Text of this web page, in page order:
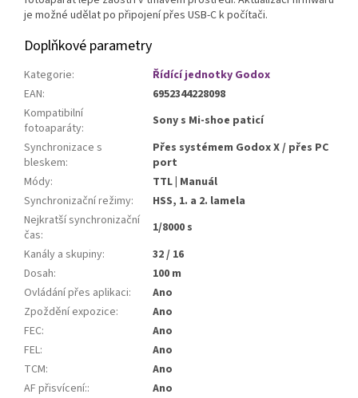
je možné udělat po připojení přes USB-C k počítači.
Doplňkové parametry
Kategorie:
Řídící jednotky Godox
EAN:
6952344228098
Kompatibilní
fotoaparáty:
Sony s Mi-shoe paticí
Synchronizace s
bleskem:
Přes systémem Godox X / přes PC
port
Módy:
TTL | Manuál
Synchronizační režimy:
HSS, 1. a 2. lamela
Nejkratší synchronizační
čas:
1/8000 s
Kanály a skupiny:
32 / 16
Dosah:
100 m
Ovládání přes aplikaci:
Ano
Zpoždění expozice:
Ano
FEC:
Ano
FEL:
Ano
TCM:
Ano
AF přisvícení::
Ano